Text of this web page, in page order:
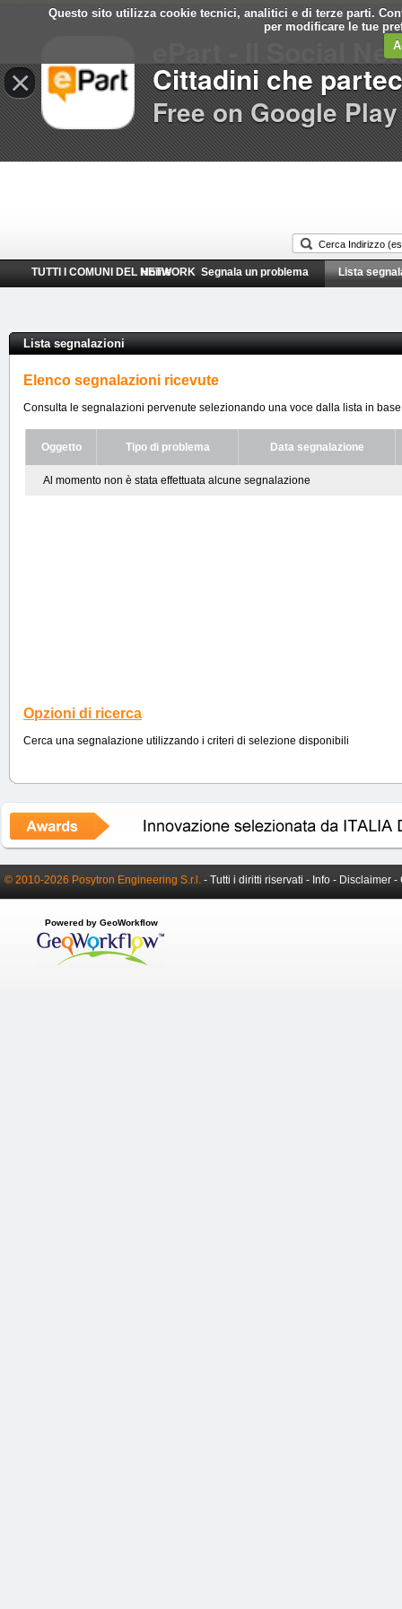
Questo sito utilizza cookie tecnici, analitici e di terze parti.
per modificare le tue
TUTTI I COMUNI DEL NETWORK
Home Segnala un problema Lista
Lista segnalazioni
Elenco segnalazioni ricevute
Consulta le segnalazioni pervenute selezionando una voce dalla lista in
Oggetto Tipo di problema Data segnalazione
Al momento non è stata effettuata alcune segnalazione
Opzioni di ricerca
Cerca una segnalazione utilizzando i criteri di selezione disponibili
© 2010-2026 Posytron Engineering S.r.l. - Tutti i diritti riservati - Info - Disclaimer -
Powered by GeoWorkflow
×
ePart - Il Social
Cittadini che
Free on Google Play